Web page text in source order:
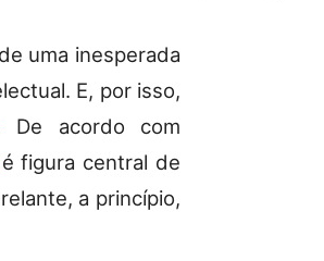
uma inesperada
E, por isso,
De acordo com
figura central de
a princípio,